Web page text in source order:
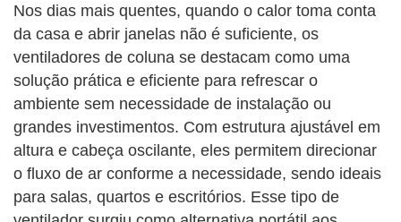
Nos dias mais quentes, quando o calor toma conta
da casa e abrir janelas não é suficiente, os
ventiladores de coluna se destacam como uma
solução prática e eficiente para refrescar o
ambiente sem necessidade de instalação ou
grandes investimentos. Com estrutura ajustável em
altura e cabeça oscilante, eles permitem direcionar
o fluxo de ar conforme a necessidade, sendo ideais
para salas, quartos e escritórios. Esse tipo de